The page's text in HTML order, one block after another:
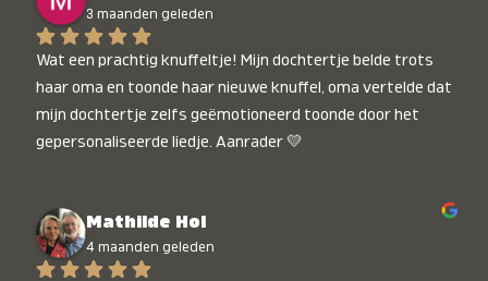
3 maanden geleden
Wat een prachtig knuffeltje! Mijn dochtertje belde trots
haar oma en toonde haar nieuwe knuffel, oma vertelde dat
mijn dochtertje zelfs geëmotioneerd toonde door het
gepersonaliseerde liedje. Aanrader 💛
Mathilde Hol
4 maanden geleden